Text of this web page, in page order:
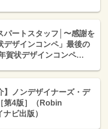
パートスタッフ│〜感謝を
デザインコンペ」最後の
賀状デザインコンペ
】ノンデザイナーズ・デ
第4版］（Robin
ビ出版）